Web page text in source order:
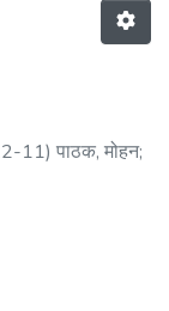
11) पाठक, मोहन;